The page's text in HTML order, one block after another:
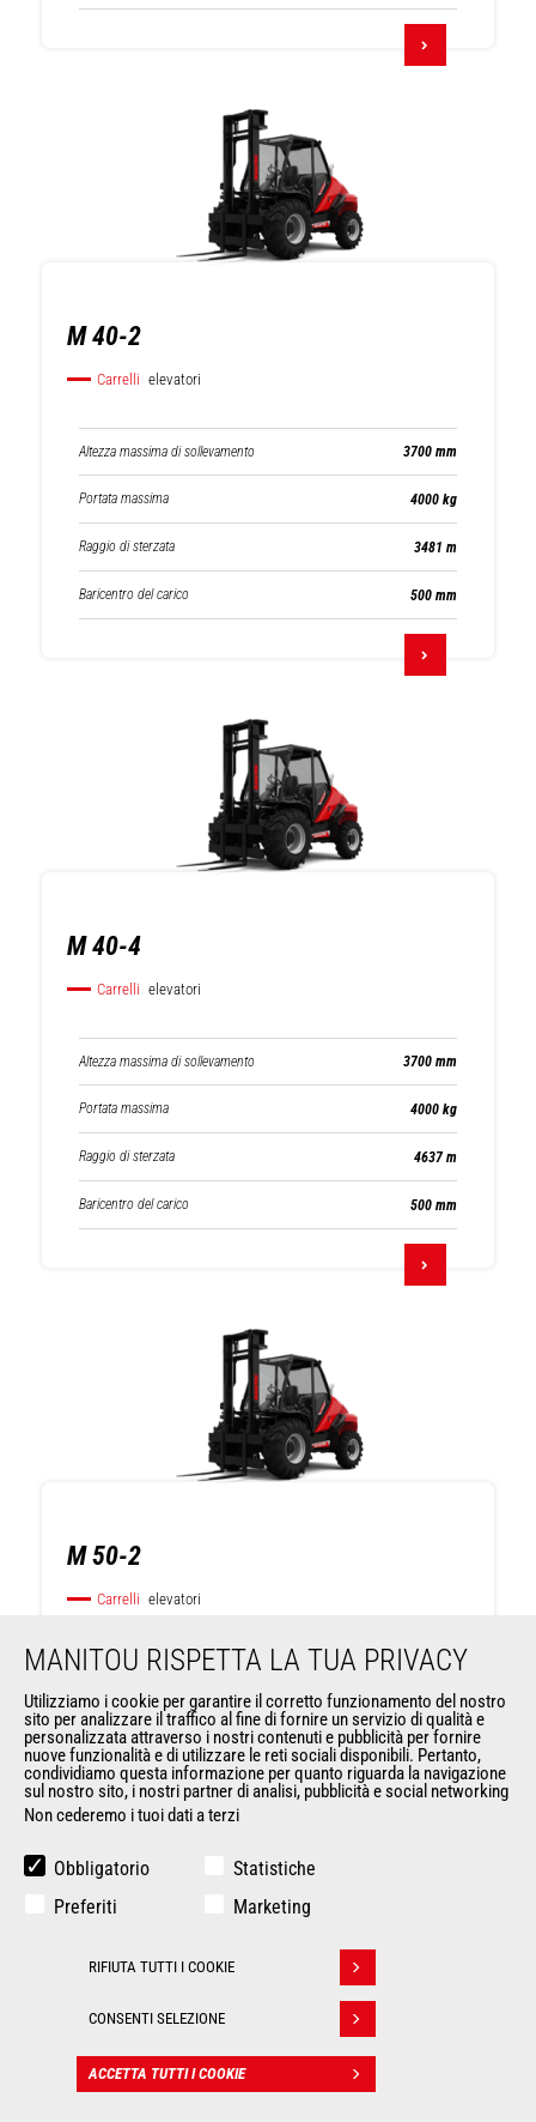
M 40-2
Carrelli elevatori
Altezza massima di sollevamento 3700 mm
Portata massima 4000 kg
Raggio di sterzata 3481 m
Baricentro del carico 500 mm
M 40-4
Carrelli elevatori
Altezza massima di sollevamento 3700 mm
Portata massima 4000 kg
Raggio di sterzata 4637 m
Baricentro del carico 500 mm
M 50-2
Carrelli elevatori
Altezza massima di sollevamento 3700 mm
Portata massima 5000 kg
Raggio di sterzata 3581 m
Baricentro del carico
CONTATTO
MANITOU RISPETTA LA TUA PRIVACY
Utilizziamo i cookie per garantire il corretto funzionamento del nostro
sito per analizzare il traffico al fine di fornire un servizio di qualità e
personalizzata attraverso i nostri contenuti e pubblicità per fornire
nuove funzionalità e di utilizzare le reti sociali disponibili. Pertanto,
condividiamo questa informazione per quanto riguarda la navigazione
sul nostro sito, i nostri partner di analisi, pubblicità e social networking
Non cederemo i tuoi dati a terzi
Obbligatorio
Statistiche
Preferiti
Marketing
RIFIUTA TUTTI I COOKIE
CONSENTI SELEZIONE
ACCETTA TUTTI I COOKIE